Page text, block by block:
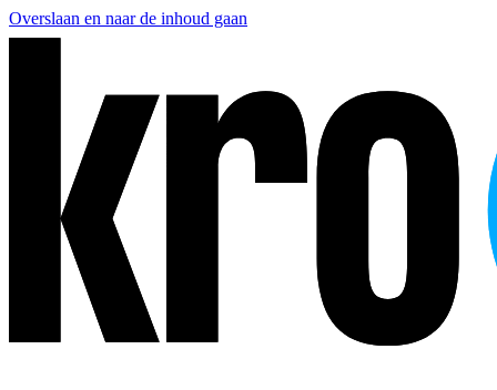
Overslaan en naar de inhoud gaan